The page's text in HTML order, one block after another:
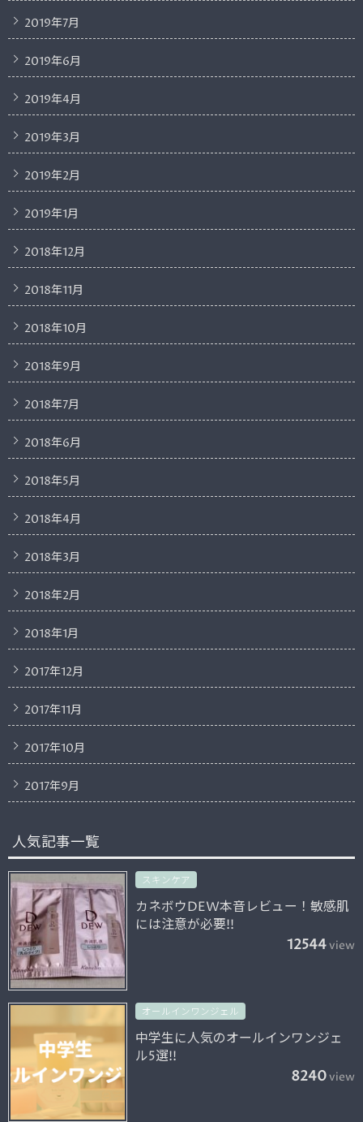
2019年7月
2019年6月
2019年4月
2019年3月
2019年2月
2019年1月
2018年12月
2018年11月
2018年10月
2018年9月
2018年7月
2018年6月
2018年5月
2018年4月
2018年3月
2018年2月
2018年1月
2017年12月
2017年11月
2017年10月
2017年9月
人気記事一覧
スキンケア
カネボウDEW本音レビュー！敏感肌
には注意が必要!!
12544view
オールインワンジェル
中学生に人気のオールインワンジェ
ル5選!!
8240view